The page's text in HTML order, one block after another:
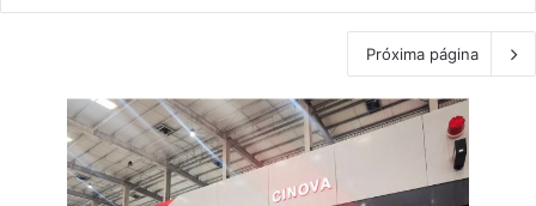
Próxima página